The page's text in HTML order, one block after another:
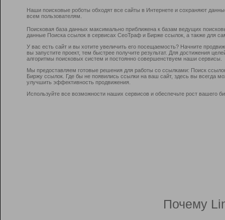
Наши поисковые роботы обходят все сайты в Интернете и сохраняют
всем пользователям.
Поисковая база данных максимально приближена к базам ведущих
данные Поиска ссылок в сервисах СеоТраф и Бирже ссылок, а также для
У вас есть сайт и вы хотите увеличить его посещаемость? Начните
вы запустите проект, тем быстрее получите результат. Для достижения
алгоритмы поисковых систем и постоянно совершенствуем наши сервисы.
Мы предоставляем готовые решения для работы со ссылками: Поиск
Биржу ссылок. Где бы не появились ссылки на ваш сайт, здесь вы всегда
улучшить эффективность продвижения.
Используйте все возможности наших сервисов и обеспечьте рост вашего
Почему